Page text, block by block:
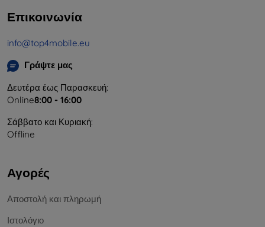
Επικοινωνία
info@top4mobile.eu
Γράψτε μας
Δευτέρα έως Παρασκευή:
Online8:00 - 16:00
Σάββατο και Κυριακή:
Offline
Αγορές
Αποστολή και πληρωμή
Ιστολόγιο